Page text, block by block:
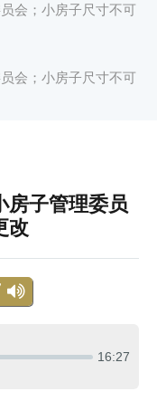
会；小房子尺寸不可
会；小房子尺寸不可
房子管理委员
改
16:27